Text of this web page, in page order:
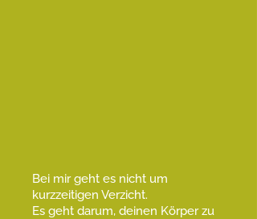
Bei mir geht es nicht um
kurzzeitigen Verzicht.
Es geht darum, deinen Körper zu